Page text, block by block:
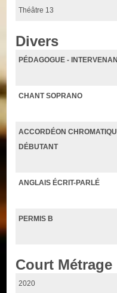
Théâtre 13
Divers
PÉDAGOGUE -
CHANT SOPRANO
ACCORDÉON
DÉBUTANT
ANGLAIS ÉCRIT-PARLÉ
PERMIS B
Court Métrage
2020